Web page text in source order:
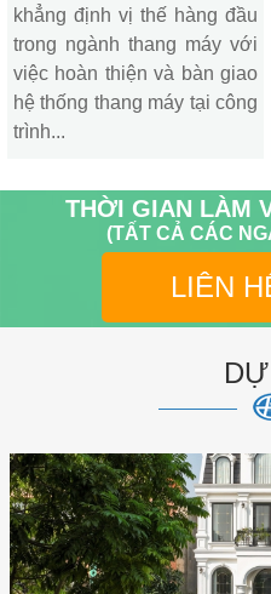
khẳng định vị thế hàng đầu
trong ngành thang máy với
việc hoàn thiện và bàn giao
hệ thống thang máy tại công
trình...
THỜI GIAN LÀM
(TẤT CẢ CÁC
LIÊN